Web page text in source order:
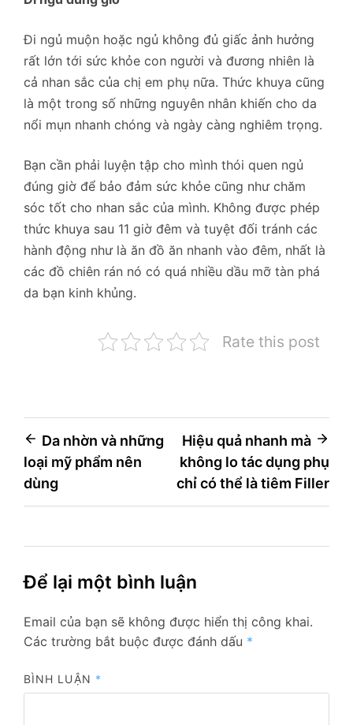
Đi ngủ muộn hoặc ngủ không đủ giấc ảnh hưởng
rất lớn tới sức khỏe con người và đương nhiên là
cả nhan sắc của chị em phụ nữa. Thức khuya cũng
là một trong số những nguyên nhân khiến cho da
nổi mụn nhanh chóng và ngày càng nghiêm trọng.
Bạn cần phải luyện tập cho mình thói quen ngủ
đúng giờ để bảo đảm sức khỏe cũng như chăm
sóc tốt cho nhan sắc của mình. Không được phép
thức khuya sau 11 giờ đêm và tuyệt đối tránh các
hành động như là ăn đồ ăn nhanh vào đêm, nhất là
các đồ chiên rán nó có quá nhiều dầu mỡ tàn phá
da bạn kinh khủng.
Rate this post
Điều
hướng
Da nhờn và những
loại mỹ phẩm nên
dùng
Hiệu quả nhanh mà
không lo tác dụng phụ
chỉ có thể là tiêm Filler
Để lại một bình luận
Email của bạn sẽ không được hiển thị công khai.
Các trường bắt buộc được đánh dấu *
BÌNH LUẬN *